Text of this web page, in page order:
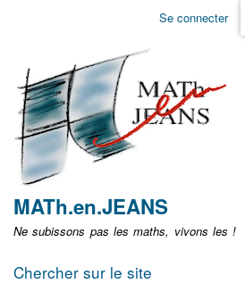
Aller
non
identifié
Se connecter
MATh.en.JEANS
Ne subissons pas les maths, vivons les !
Chercher sur le site